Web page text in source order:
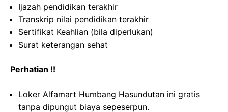
Ijazah pendidikan terakhir
Transkrip nilai pendidikan terakhir
Sertifikat Keahlian (bila diperlukan)
Surat keterangan sehat
Perhatian !!
Loker Alfamart Humbang Hasundutan ini gratis
tanpa dipungut biaya sepeserpun.